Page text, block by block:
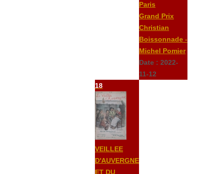
Paris
Grand Prix
Christian
Boissonnade -
Michel Pomier
Date : 2022-
11-12
18
VEILLEE
D'AUVERGNE
ET DU